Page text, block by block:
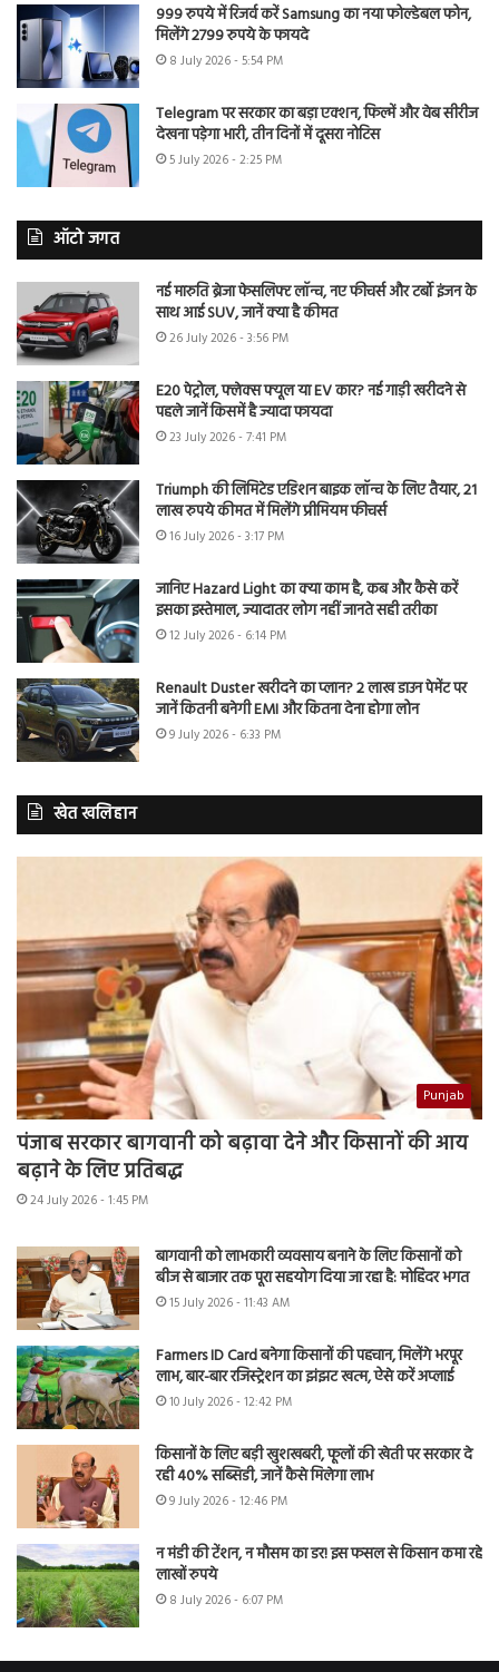
999 रुपये में रिजर्व करें Samsung का नया फोल्डेबल फोन,
मिलेंगे 2799 रुपये के फायदे
8 July 2026 - 5:54 PM
Telegram पर सरकार का बड़ा एक्शन, फिल्में और वेब सीरीज
देखना पड़ेगा भारी, तीन दिनों में दूसरा नोटिस
5 July 2026 - 2:25 PM
ऑटो जगत
नई मारुति ब्रेजा फेसलिफ्ट लॉन्च, नए फीचर्स और टर्बो इंजन के
साथ आई SUV, जानें क्या है कीमत
26 July 2026 - 3:56 PM
E20 पेट्रोल, फ्लेक्स फ्यूल या EV कार? नई गाड़ी खरीदने से
पहले जानें किसमें है ज्यादा फायदा
23 July 2026 - 7:41 PM
Triumph की लिमिटेड एडिशन बाइक लॉन्च के लिए तैयार, 21
लाख रुपये कीमत में मिलेंगे प्रीमियम फीचर्स
16 July 2026 - 3:17 PM
जानिए Hazard Light का क्या काम है, कब और कैसे करें
इसका इस्तेमाल, ज्यादातर लोग नहीं जानते सही तरीका
12 July 2026 - 6:14 PM
Renault Duster खरीदने का प्लान? 2 लाख डाउन पेमेंट पर
जानें कितनी बनेगी EMI और कितना देना होगा लोन
9 July 2026 - 6:33 PM
खेत खलिहान
Punjab
पंजाब सरकार बागवानी को बढ़ावा देने और किसानों की आय
बढ़ाने के लिए प्रतिबद्ध
24 July 2026 - 1:45 PM
बागवानी को लाभकारी व्यवसाय बनाने के लिए किसानों को
बीज से बाजार तक पूरा सहयोग दिया जा रहा है: मोहिंदर भगत
15 July 2026 - 11:43 AM
Farmers ID Card बनेगा किसानों की पहचान, मिलेंगे भरपूर
लाभ, बार-बार रजिस्ट्रेशन का झंझट खत्म, ऐसे करें अप्लाई
10 July 2026 - 12:42 PM
किसानों के लिए बड़ी खुशखबरी, फूलों की खेती पर सरकार दे
रही 40% सब्सिडी, जानें कैसे मिलेगा लाभ
9 July 2026 - 12:46 PM
न मंडी की टेंशन, न मौसम का डर! इस फसल से किसान कमा रहे
लाखों रुपये
8 July 2026 - 6:07 PM